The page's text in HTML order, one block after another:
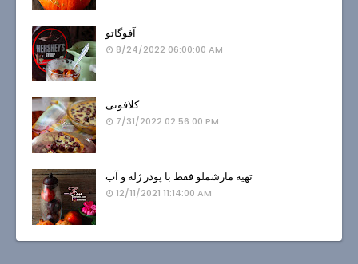
آفوگاتو
8/24/2022 06:00:00 AM
کلافوتی
7/31/2022 02:56:00 PM
تهیه مارشملو فقط با پودر ژله و آب
12/11/2021 11:14:00 AM